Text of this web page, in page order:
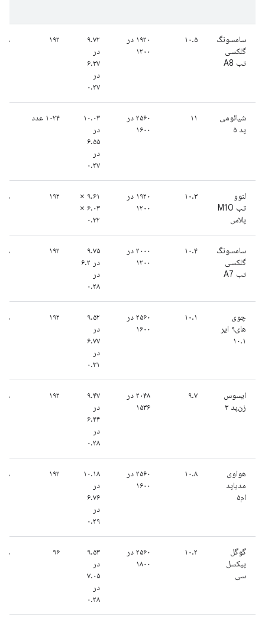
سامسونگ
گلکسی
تب A8
۱۰.۵
۱۹۲۰ در
۱۲۰۰
۹.۷۲
در
۶.۳۷
در
۰.۲۷
۱۹۲ ۸
شیائومی
پد ۵
۱۱
۲۵۶۰ در
۱۶۰۰
۱۰.۰۳
در
۶.۵۵
در
۰.۲۷
۱۰۲۴ عدد
لنوو
تب M10
پلاس
۱۰.۳
۱۹۲۰ در
۱۲۰۰
۹.۶۱ ×
۶.۰۳ ×
۰.۳۲
۱۹۲ ۸
سامسونگ
گلکسی
تب A7
۱۰.۴
۲۰۰۰ در
۱۲۰۰
۹.۷۵
در ۶.۲
در
۰.۲۸
۱۹۲ ۸
چوی
های۹ ایر
۱۰.۱
۱۰.۱
۲۵۶۰ در
۱۶۰۰
۹.۵۲
در
۶.۷۷
در
۰.۳۱
۱۹۲ ۸
ایسوس
زن‌پد ۳
۹.۷
۲۰۴۸ در
۱۵۳۶
۹.۴۷
در
۶.۴۴
در
۰.۲۸
۱۹۲ ۸
هواوی
مدیاپد
ام۵
۱۰.۸
۲۵۶۰ در
۱۶۰۰
۱۰.۱۸
در
۶.۷۶
در
۰.۲۹
۱۹۲ ۸
گوگل
پیکسل
سی
۱۰.۲
۲۵۶۰ در
۱۸۰۰
۹.۵۳
در
۷.۰۵
در
۰.۲۸
۹۶ ۸